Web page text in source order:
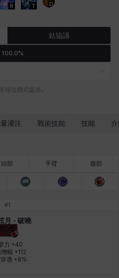
娜汀 尤斯蒂娜 布萊爾
珍妮 琪婭拉 瑪蒂娜
秀雅
R T D
鈷協議
100.0%
排位模式提供。
灌注 戰術技能 技能
頭部 手臂 腿部
#1
月 - 破曉
力 +40
幅 +112
穿透 +8%